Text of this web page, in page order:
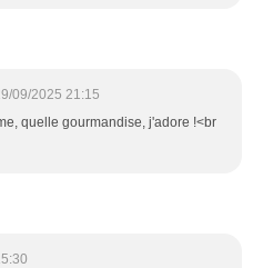
09/2025 21:15
quelle gourmandise, j'adore !<br